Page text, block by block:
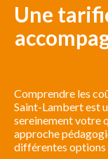
Une
Comprendre les
Saint-Lambert est
sereinement votre
approche
différentes options